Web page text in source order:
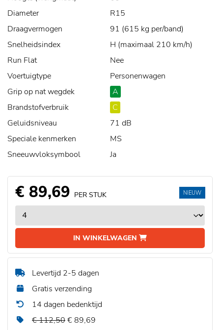
Diameter
R15
Draagvermogen
91 (615 kg per/band)
Snelheidsindex
H (maximaal 210 km/h)
Run Flat
Nee
Voertuigtype
Personenwagen
Grip op nat wegdek
A
Brandstofverbruik
C
Geluidsniveau
71 dB
Speciale kenmerken
MS
Sneeuwvloksymbool
Ja
€ 89,69 PER STUK
IN WINKELWAGEN
NIEUW
Levertijd 2-5 dagen
Gratis verzending
14 dagen bedenktijd
€ 112,50€ 89,69